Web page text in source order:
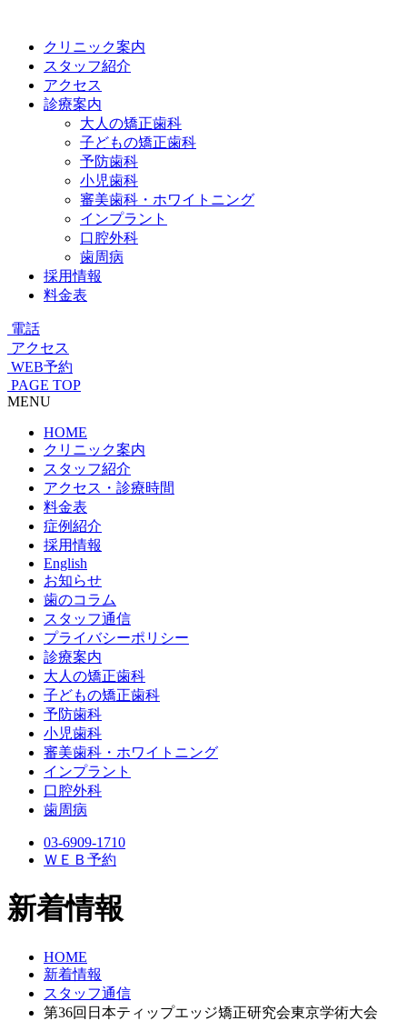
クリニック案内
スタッフ紹介
アクセス
診療案内
大人の矯正歯科
子どもの矯正歯科
予防歯科
小児歯科
審美歯科・ホワイトニング
インプラント
口腔外科
歯周病
採用情報
料金表
電話
アクセス
WEB予約
PAGE TOP
MENU
HOME
クリニック案内
スタッフ紹介
アクセス・診療時間
料金表
症例紹介
採用情報
English
お知らせ
歯のコラム
スタッフ通信
プライバシーポリシー
診療案内
大人の矯正歯科
子どもの矯正歯科
予防歯科
小児歯科
審美歯科・ホワイトニング
インプラント
口腔外科
歯周病
03-6909-1710
ＷＥＢ予約
新着情報
HOME
新着情報
スタッフ通信
第36回日本ティップエッジ矯正研究会東京学術大会